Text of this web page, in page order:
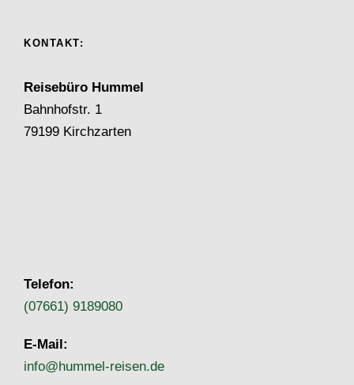
KONTAKT:
Reisebüro Hummel
Bahnhofstr. 1
79199 Kirchzarten
Telefon:
(07661) 9189080
E-Mail:
info@hummel-reisen.de